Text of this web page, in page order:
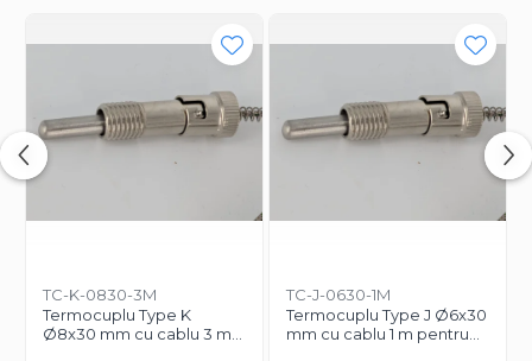
Pentru functionare corecta, verificati ca regulatorul
existent sa accepte intrare pentru termocuplu Tip J si
ca filetul M8 sa corespunda locului de montaj.
TC-K-0830-3M
Termocuplu Type K
Ø8x30 mm cu cablu 3 m
TC-J-0630-1M
Termocuplu Type J Ø6x30
mm cu cablu 1 m pentru